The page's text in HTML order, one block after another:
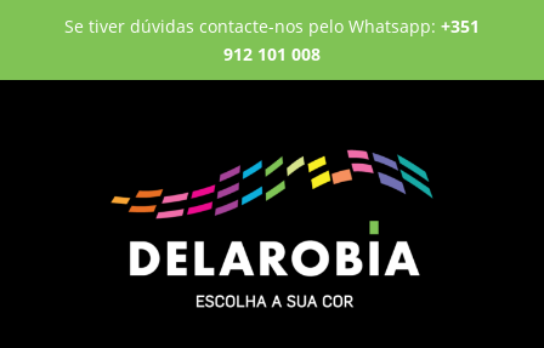
Se tiver dúvidas contacte-nos pelo Whatsapp: +351
912 101 008